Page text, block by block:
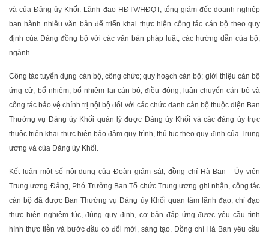
và của Đảng ủy Khối. Lãnh đạo HĐTV/HĐQT, tổng giám đốc doanh nghiệp
ban hành nhiều văn bản để triển khai thực hiện công tác cán bộ theo quy
định của Đảng đồng bộ với các văn bản pháp luật, các hướng dẫn của bộ,
ngành.
Công tác tuyển dụng cán bộ, công chức; quy hoạch cán bộ; giới thiệu cán bộ
ứng cử, bổ nhiệm, bổ nhiệm lại cán bộ, điều động, luân chuyển cán bộ và
công tác bảo vệ chính trị nội bộ đối với các chức danh cán bộ thuộc diện Ban
Thường vụ Đảng ủy Khối quản lý được Đảng ủy Khối và các đảng ủy trực
thuộc triển khai thực hiện bảo đảm quy trình, thủ tục theo quy định của Trung
ương và của Đảng ủy Khối.
Kết luận một số nội dung của Đoàn giám sát, đồng chí Hà Ban - Ủy viên
Trung ương Đảng, Phó Trưởng Ban Tổ chức Trung ương ghi nhận, công tác
cán bộ đã được Ban Thường vụ Đảng ủy Khối quan tâm lãnh đạo, chỉ đạo
thực hiện nghiêm túc, đúng quy định, cơ bản đáp ứng được yêu cầu tình
hình thực tiễn và bước đầu có đổi mới, sáng tạo. Đồng chí Hà Ban yêu cầu